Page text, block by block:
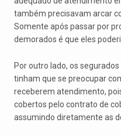
também precisavam arcar
Somente após passar por
demorados é que eles
Por outro lado, os
tinham que se preocupar
receberem atendimento,
cobertos pelo contrato de
assumindo diretamente as